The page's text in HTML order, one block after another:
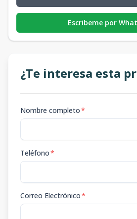
Escribeme por
¿Te interesa esta
Nombre completo*
Teléfono*
Correo Electrónico*